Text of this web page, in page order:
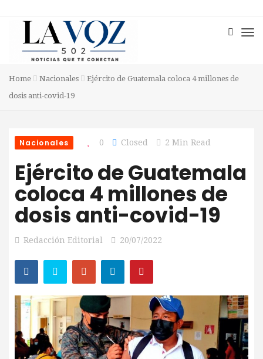
Home Nacionales
Ejército de Guatemala coloca 4 millones de
dosis anti-covid-19
Nacionales 0 Closed 2 Min Read
Ejército de Guatemala
coloca 4 millones de
dosis anti-covid-19
Redacción Editorial 20/07/2022